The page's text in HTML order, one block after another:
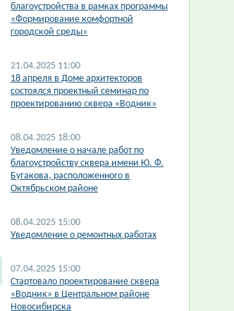
благоустройства в рамках программы
«Формирование комфортной
городской среды»
21.04.2025 11:00
​18 апреля в Доме архитекторов
состоялся проектный семинар по
проектированию сквера «Водник»
08.04.2025 18:00
​Уведомление о начале работ по
благоустройству сквера имени Ю. Ф.
Бугакова, расположенного в
Октябрьском районе
08.04.2025 15:00
Уведомление о ремонтных работах
07.04.2025 15:00
​Стартовало проектирование сквера
«Водник» в Центральном районе
Новосибирска